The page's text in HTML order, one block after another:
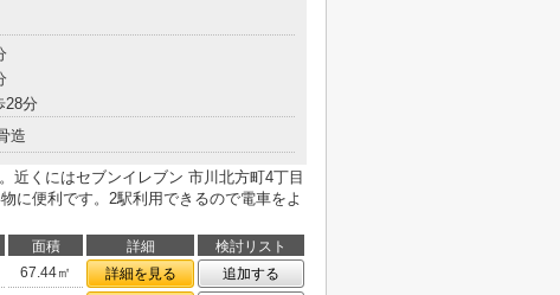
28分
造
近くにはセブンイレブン 市川北方町4丁目
に便利です。2駅利用できるので電車をよ
面積 詳細
検討リスト
67.44㎡ 詳細を見る
追加する